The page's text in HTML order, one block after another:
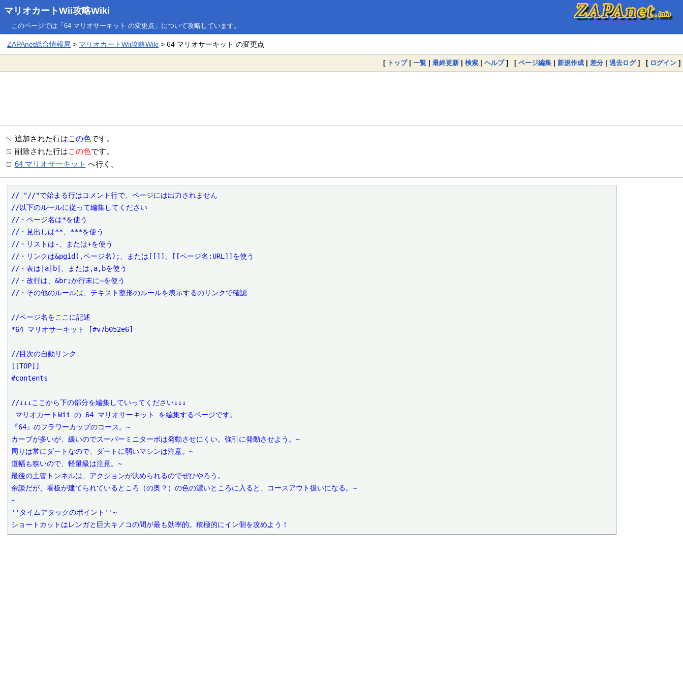
マリオカートWii攻略Wiki
このページでは「64 マリオサーキット の変更点」について攻略しています。
ZAPAnet総合情報局 > マリオカートWii攻略Wiki > 64 マリオサーキット の変更点
[ トップ| 一覧 | 最終更新 | 検索 | ヘルプ] [ ページ編集 | 新規作成 | 差分 | 過去ログ] [ ログイン ]
追加された行はこの色です。
削除された行はこの色です。
64 マリオサーキット へ行く。
// "//"で始まる行はコメント行で、ページには出力されません
//以下のルールに従って編集してください
//・ページ名は*を使う
//・見出しは**、***を使う
//・リストは-、または+を使う
//・リンクは&pgid(,ページ名);、または[[]]、[[ページ名:URL]]を使う
//・表は|a|b|、または,a,bを使う
//・改行は、&br;か行末に~を使う
//・その他のルールは、テキスト整形のルールを表示するのリンクで確認
//ページ名をここに記述
*64 マリオサーキット [#v7b052e6]
//目次の自動リンク
[[TOP]]
#contents
//↓↓↓ここから下の部分を編集していってください↓↓↓
『64』のフラワーカップのコース。~
カーブが多いが、緩いのでスーパーミニターボは発動させにくい。強引に発動させよう。~
周りは常にダートなので、ダートに弱いマシンは注意。~
道幅も狭いので、軽量級は注意。~
最後の土管トンネルは、アクションが決められるのでぜひやろう。
余談だが、看板が建てられているところ（の奥？）の色の濃いところに入ると、コースアウト扱いになる。~
~
''タイムアタックのポイント''~
ショートカットはレンガと巨大キノコの間が最も効率的。積極的にイン側を攻めよう！